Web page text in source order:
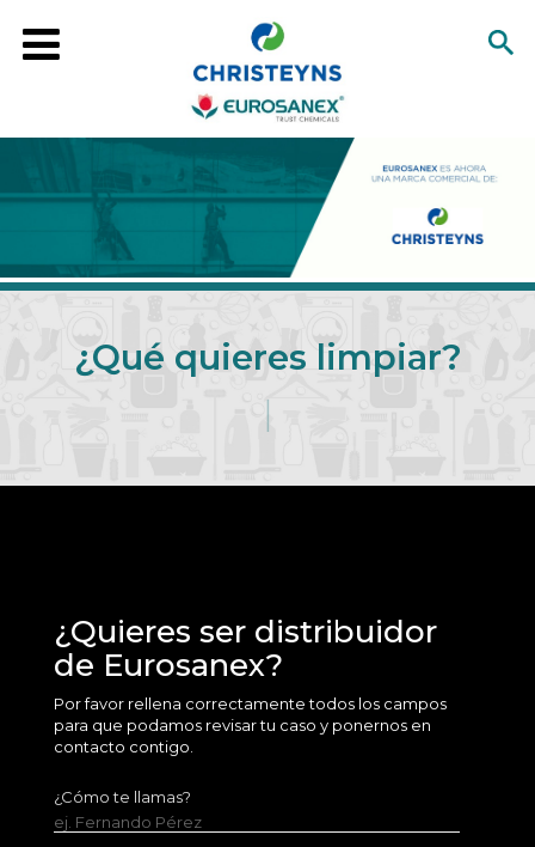
¿Qué quieres limpiar?
|
¿Quieres ser distribuidor
de Eurosanex?
Por favor rellena correctamente todos los campos
para que podamos revisar tu caso y ponernos en
contacto contigo.
¿Cómo te llamas?
ej. Fernando Pérez